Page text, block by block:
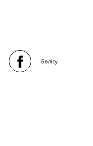
Бөлісу